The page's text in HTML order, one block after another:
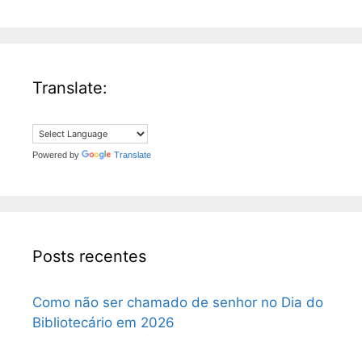
Translate:
Powered by Translate
Posts recentes
Como não ser chamado de senhor no Dia do
Bibliotecário em 2026